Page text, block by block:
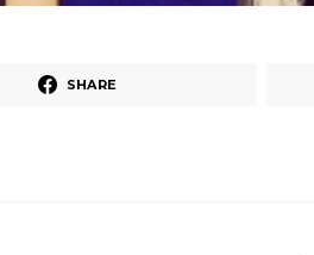
SHARE